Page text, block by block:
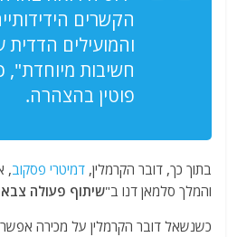
הקשרים
והמועילים
חשיבות מיוחדת",
פוטין בהצהרה.
בתוך כך, דובר הקרמלין,דמיטרי פסקוב,
והמלך סלמאן דנו ב"שיתוף פעולה